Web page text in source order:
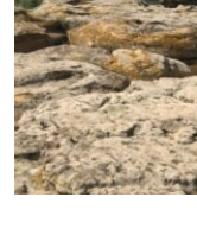
FİKİR
Русский
Українською
QOŞULIÑIZ!